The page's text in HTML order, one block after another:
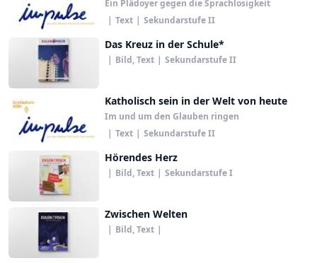
Ein Plädoyer gegen die Sprachlosigkeit
| Text | Sekundarstufe II
Das Kreuz in der Schule*
| Bild, Text | Sekundarstufe II
Katholisch sein in der Welt von heute
Im und um den Glauben ringen
| Text | Sekundarstufe II
Hörendes Herz
| Bild, Text | Sekundarstufe I
Zwischen Welten
| Bild, Text |